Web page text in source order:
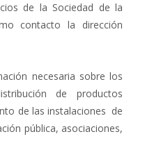
de la Sociedad de la
contacto la dirección
necesaria sobre los
de productos
de las instalaciones de
pública, asociaciones,